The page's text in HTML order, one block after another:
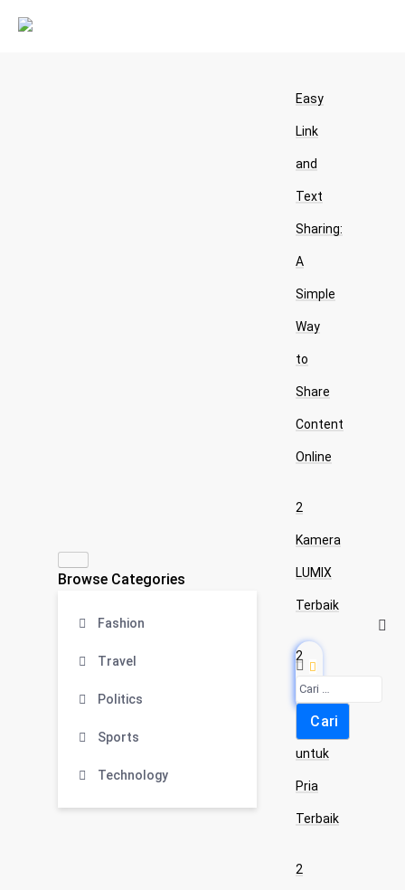
Browse Categories
Fashion
Travel
Politics
Sports
Technology
Easy
Link
and
Text
Sharing:
A
Simple
Way
to
Share
Content
Online
2
Kamera
LUMIX
Terbaik
2
Kaos
Levi’s
untuk
Pria
Terbaik
2